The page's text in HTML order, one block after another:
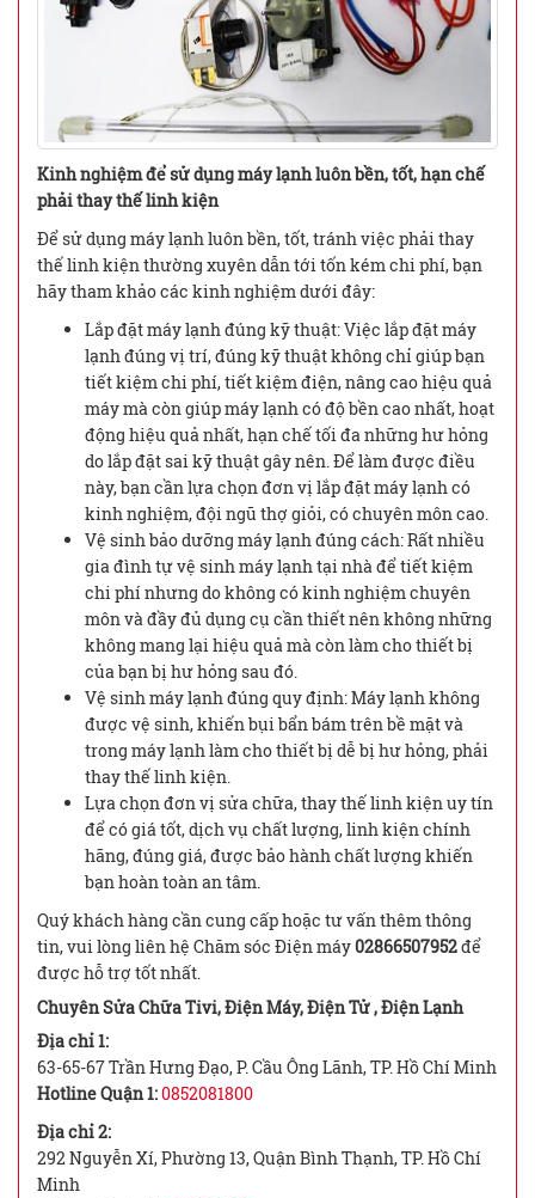
Kinh nghiệm để sử dụng máy lạnh luôn bền, tốt, hạn chế
phải thay thế linh kiện
Để sử dụng máy lạnh luôn bền, tốt, tránh việc phải thay
thế linh kiện thường xuyên dẫn tới tốn kém chi phí, bạn
hãy tham khảo các kinh nghiệm dưới đây:
Lắp đặt máy lạnh đúng kỹ thuật: Việc lắp đặt máy
lạnh đúng vị trí, đúng kỹ thuật không chỉ giúp bạn
tiết kiệm chi phí, tiết kiệm điện, nâng cao hiệu quả
máy mà còn giúp máy lạnh có độ bền cao nhất, hoạt
động hiệu quả nhất, hạn chế tối đa những hư hỏng
do lắp đặt sai kỹ thuật gây nên. Để làm được điều
này, bạn cần lựa chọn đơn vị lắp đặt máy lạnh có
kinh nghiệm, đội ngũ thợ giỏi, có chuyên môn cao.
Vệ sinh bảo dưỡng máy lạnh đúng cách: Rất nhiều
gia đình tự vệ sinh máy lạnh tại nhà để tiết kiệm
chi phí nhưng do không có kinh nghiệm chuyên
môn và đầy đủ dụng cụ cần thiết nên không những
không mang lại hiệu quả mà còn làm cho thiết bị
của bạn bị hư hỏng sau đó.
Vệ sinh máy lạnh đúng quy định: Máy lạnh không
được vệ sinh, khiến bụi bẩn bám trên bề mặt và
trong máy lạnh làm cho thiết bị dễ bị hư hỏng, phải
thay thế linh kiện.
Lựa chọn đơn vị sửa chữa, thay thế linh kiện uy tín
để có giá tốt, dịch vụ chất lượng, linh kiện chính
hãng, đúng giá, được bảo hành chất lượng khiến
bạn hoàn toàn an tâm.
Quý khách hàng cần cung cấp hoặc tư vấn thêm thông
tin, vui lòng liên hệ Chăm sóc Điện máy02866507952để
được hỗ trợ tốt nhất.
Chuyên Sửa Chữa Tivi, Điện Máy, Điện Tử , Điện Lạnh
Địa chỉ 1:
63-65-67 Trần Hưng Đạo, P. Cầu Ông Lãnh, TP. Hồ Chí Minh
Hotline Quận 1:0852081800
Địa chỉ 2:
292 Nguyễn Xí, Phường 13, Quận Bình Thạnh, TP. Hồ Chí
Minh